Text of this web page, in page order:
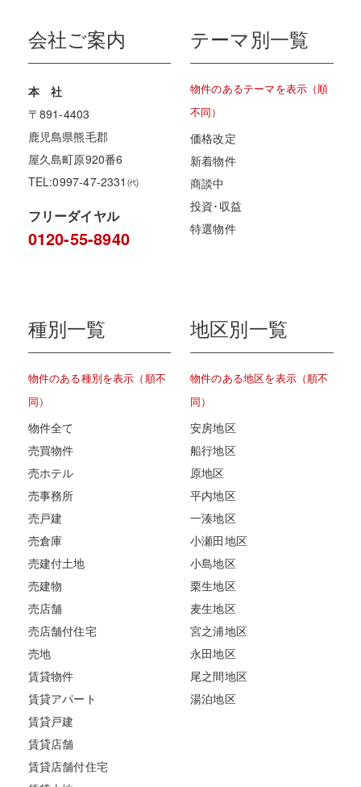
会社ご案内
本 社
〒891-4403
鹿児島県熊毛郡
屋久島町原920番6
TEL:0997-47-2331㈹
フリーダイヤル
0120-55-8940
テーマ別一覧
物件のあるテーマを表示（順
不同）
価格改定
新着物件
商談中
投資･収益
特選物件
種別一覧
物件のある種別を表示（順不
同）
物件全て
売買物件
売ホテル
売事務所
売戸建
売倉庫
売建付土地
売建物
売店舗
売店舗付住宅
売地
賃貸物件
賃貸アパート
賃貸戸建
賃貸店舗
賃貸店舗付住宅
地区別一覧
物件のある地区を表示（順不
同）
安房地区
船行地区
原地区
平内地区
一湊地区
小瀬田地区
小島地区
栗生地区
麦生地区
宮之浦地区
永田地区
尾之間地区
湯泊地区